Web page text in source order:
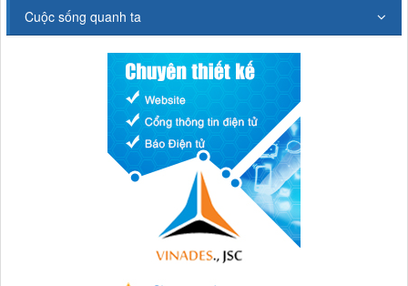
Cuộc sống quanh ta